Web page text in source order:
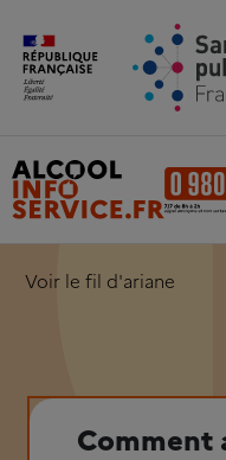
Aller au contenu
Voir le fil d'ariane
Comment